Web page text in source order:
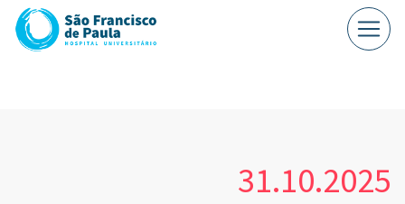
31.10.2025